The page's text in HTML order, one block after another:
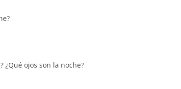
¿Qué ojos son la noche?